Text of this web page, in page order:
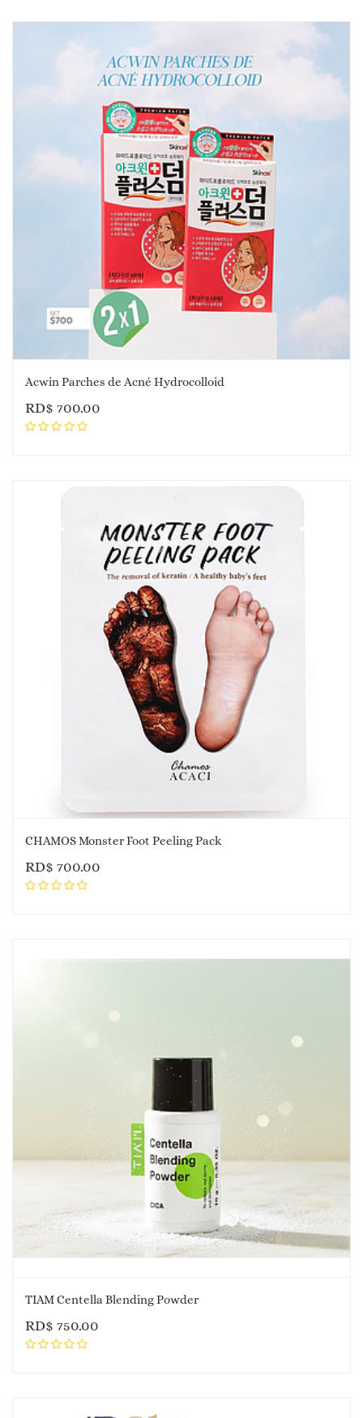
Acwin Parches de Acné Hydrocolloid
RD$ 700.00
CHAMOS Monster Foot Peeling Pack
RD$ 700.00
TIAM Centella Blending Powder
RD$ 750.00